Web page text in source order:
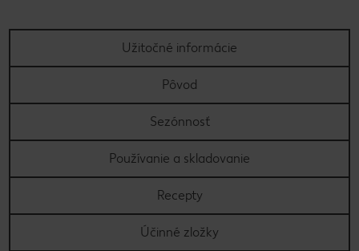
Užitočné informácie
Pôvod
Sezónnosť
Používanie a skladovanie
Recepty
Účinné zložky